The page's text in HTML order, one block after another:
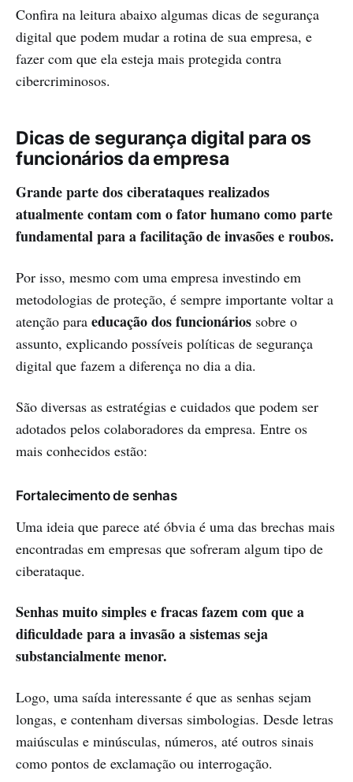
Confira na leitura abaixo algumas dicas de segurança
digital que podem mudar a rotina de sua empresa, e
fazer com que ela esteja mais protegida contra
cibercriminosos.
Dicas de segurança digital para os
funcionários da empresa
Grande parte dos ciberataques realizados
atualmente contam com o fator humano como parte
fundamental para a facilitação de invasões e roubos.
Por isso, mesmo com uma empresa investindo em
metodologias de proteção, é sempre importante voltar a
atenção para educação dos funcionários sobre o
assunto, explicando possíveis políticas de segurança
digital que fazem a diferença no dia a dia.
São diversas as estratégias e cuidados que podem ser
adotados pelos colaboradores da empresa. Entre os
mais conhecidos estão:
Fortalecimento de senhas
Uma ideia que parece até óbvia é uma das brechas mais
encontradas em empresas que sofreram algum tipo de
ciberataque.
Senhas muito simples e fracas fazem com que a
dificuldade para a invasão a sistemas seja
substancialmente menor.
Logo, uma saída interessante é que as senhas sejam
longas, e contenham diversas simbologias. Desde letras
maiúsculas e minúsculas, números, até outros sinais
como pontos de exclamação ou interrogação.